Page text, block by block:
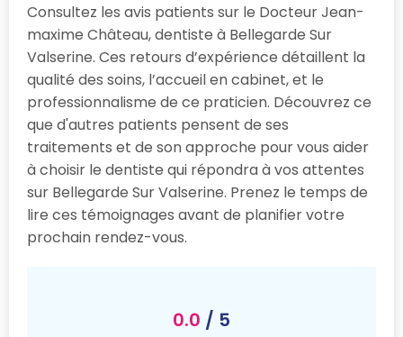
Consultez les avis patients sur le Docteur Jean-
maxime Château, dentiste à Bellegarde Sur
Valserine. Ces retours d’expérience détaillent la
qualité des soins, l’accueil en cabinet, et le
professionnalisme de ce praticien. Découvrez ce
que d'autres patients pensent de ses
traitements et de son approche pour vous aider
à choisir le dentiste qui répondra à vos attentes
sur Bellegarde Sur Valserine. Prenez le temps de
lire ces témoignages avant de planifier votre
prochain rendez-vous.
0.0 / 5